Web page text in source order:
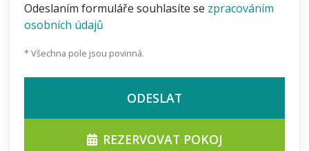
Odeslaním formuláře souhlasíte se zpracováním
osobních údajů
* Všechna pole jsou povinná.
ODESLAT
REZERVOVAT POKOJ